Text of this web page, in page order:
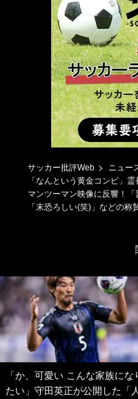
サッカー批評Web ニュー
「なんという黄金コンビ」
マンツーマン映像に反響！「
「末恐ろしい(笑)」などの称
「か、可愛い こんな家族にな
たい」守田英正が公開した「人